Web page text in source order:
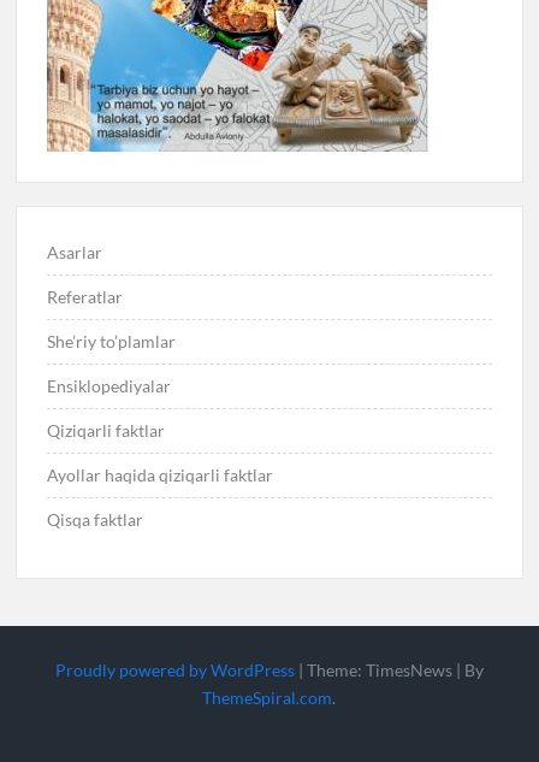
Asarlar
Referatlar
She’riy to’plamlar
Ensiklopediyalar
Qiziqarli faktlar
Ayollar haqida qiziqarli faktlar
Qisqa faktlar
Proudly powered by WordPress | Theme: TimesNews | By
ThemeSpiral.com.